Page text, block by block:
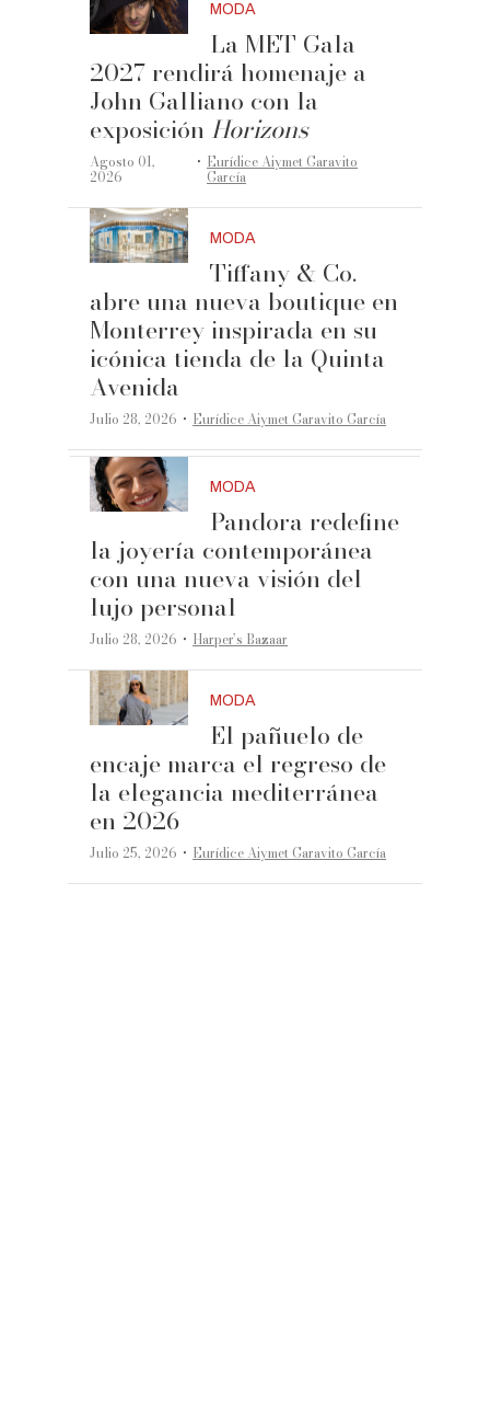
MODA
La MET Gala
2027 rendirá homenaje a
John Galliano con la
exposición Horizons
Agosto 01,
2026 ·Eurídice Aiymet Garavito
García
MODA
Tiffany & Co.
abre una nueva boutique en
Monterrey inspirada en su
icónica tienda de la Quinta
Avenida
Julio 28, 2026 ·Eurídice Aiymet Garavito García
MODA
Pandora redefine
la joyería contemporánea
con una nueva visión del
lujo personal
Julio 28, 2026 ·Harper’s Bazaar
MODA
El pañuelo de
encaje marca el regreso de
la elegancia mediterránea
en 2026
Julio 25, 2026 ·Eurídice Aiymet Garavito García